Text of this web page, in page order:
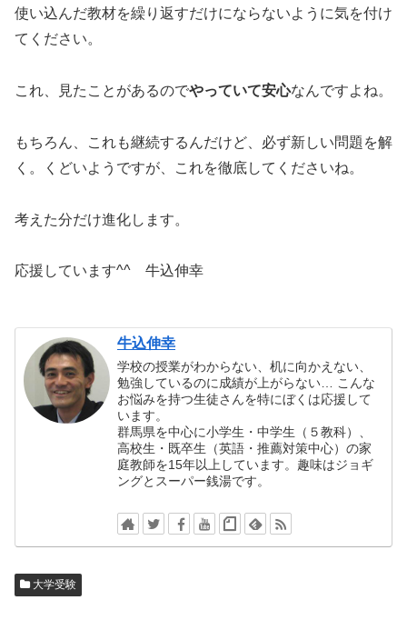
使い込んだ教材を繰り返すだけにならないように気を付け
てください。
これ、見たことがあるのでやっていて安心なんですよね。
もちろん、これも継続するんだけど、必ず新しい問題を解
く。くどいようですが、これを徹底してくださいね。
考えた分だけ進化します。
応援しています^^ 牛込伸幸
牛込伸幸
学校の授業がわからない、机に向かえない、
勉強しているのに成績が上がらない… こんな
お悩みを持つ生徒さんを特にぼくは応援して
います。
群馬県を中心に小学生・中学生（５教科）、
高校生・既卒生（英語・推薦対策中心）の家
庭教師を15年以上しています。趣味はジョギ
ングとスーパー銭湯です。
大学受験